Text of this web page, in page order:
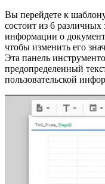
Вы перейдете к
состоит из 6 различных
информации о
чтобы изменить его
Эта панель
предопределенный
пользовательской